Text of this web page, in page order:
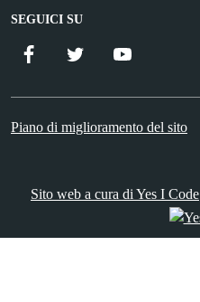
SEGUICI SU
Facebook Twitter
Piano di miglioramento del sito
Sito web a cura di Yes I Code